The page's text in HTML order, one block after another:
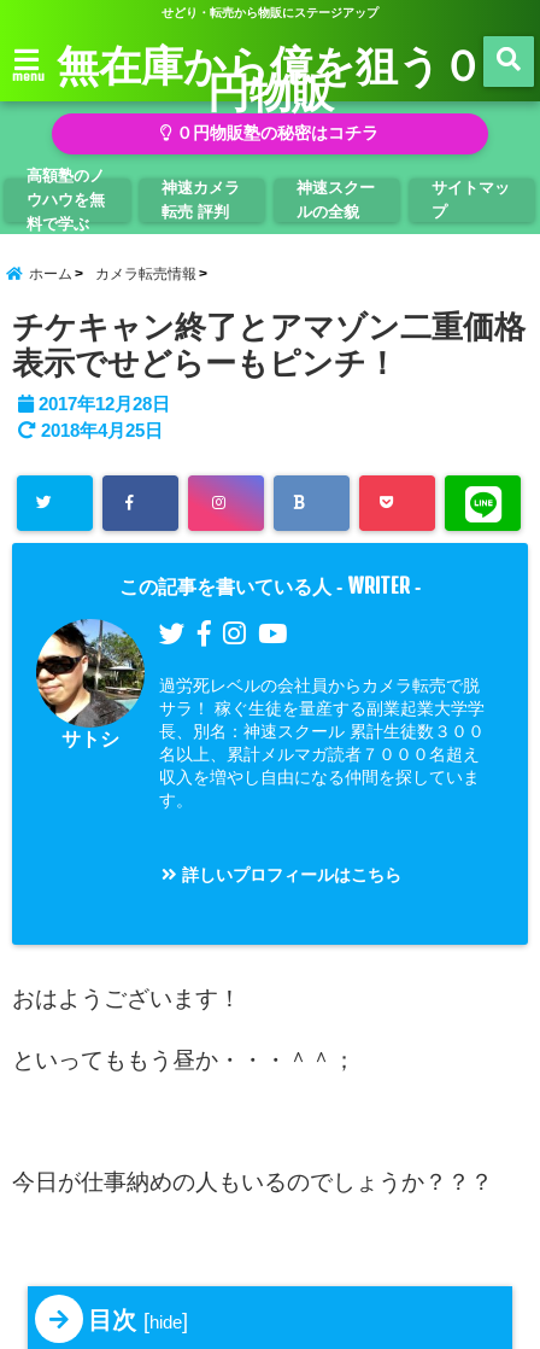
せどり・転売から物販にステージアップ
menu 無在庫から億を狙う０
円物販
０円物販塾の秘密はコチラ
高額塾のノ
ウハウを無
料で学ぶ
神速カメラ
転売 評判
神速スクー
ルの全貌
サイトマッ
プ
ホーム カメラ転売情報
チケキャン終了とアマゾン二重価格
表示でせどらーもピンチ！
2017年12月28日
2018年4月25日
この記事を書いている人 - WRITER -
サトシ
過労死レベルの会社員からカメラ転売で脱
サラ！ 稼ぐ生徒を量産する副業起業大学学
長、別名：神速スクール 累計生徒数３００
名以上、累計メルマガ読者７０００名超え
収入を増やし自由になる仲間を探していま
す。
詳しいプロフィールはこちら
おはようございます！
といってももう昼か・・・＾＾；
今日が仕事納めの人もいるのでしょうか？？？
目次 [hide]